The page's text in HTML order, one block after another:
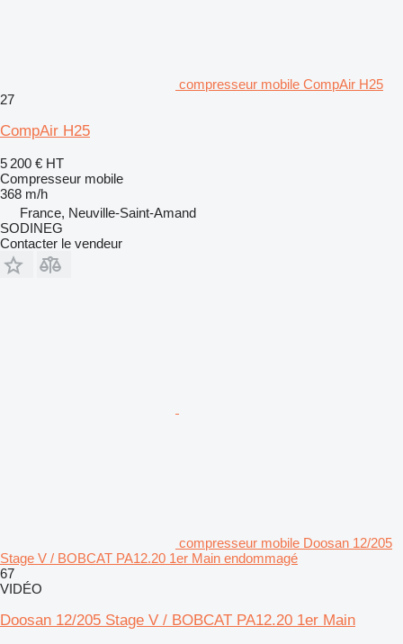
compresseur mobile CompAir H25
27
CompAir H25
5 200 € HT
Compresseur mobile
368 m/h
France, Neuville-Saint-Amand
SODINEG
Contacter le vendeur
compresseur mobile Doosan 12/205
Stage V / BOBCAT PA12.20 1er Main endommagé
67
VIDÉO
Doosan 12/205 Stage V / BOBCAT PA12.20 1er Main